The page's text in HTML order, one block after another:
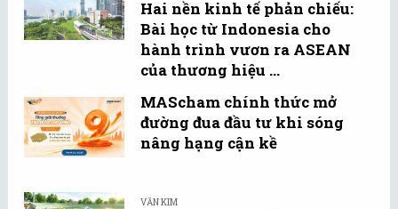
Hai nền kinh tế phản chiếu:
Bài học từ Indonesia cho
hành trình vươn ra ASEAN
của thương hiệu ...
MAScham chính thức mở
đường đua đầu tư khi sóng
nâng hạng cận kề
VĂN KIM